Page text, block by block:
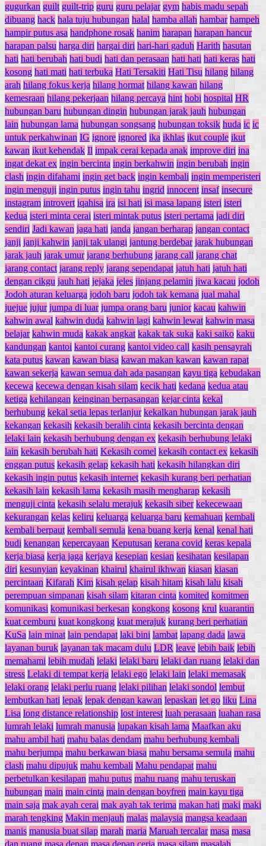
gugurkan guilt guilt-trip guru guru pelajar gym habis madu sepah
dibuang hack hala tuju hubungan halal hamba allah hambar hampeh
hampir putus asa handphone rosak hanim harapan harapan hancur
harapan palsu harga diri hargai diri hari-hari gaduh Harith hasutan
hati hati berubah hati budi hati dan perasaan hati hati hati keras hati
kosong hati mati hati terbuka Hati Tersakiti Hati Tisu hilang hilang
arah hilang fokus kerja hilang hormat hilang kawan hilang
kemesraan hilang pekerjaan hilang percaya hint hobi hospital HR
hubungan baru hubungan dingin hubungan jarak jauh hubungan
lain hubungan lama hubungan songsang hubungan toksik huda ic ic
untuk perkahwinan IG ignore ignored ika ikhlas ikut couple ikut
kawan ikut kehendak Il impak cerai kepada anak improve diri ina
ingat dekat ex ingin bercinta ingin berkahwin ingin berubah ingin
clash ingin difahami ingin get back ingin kembali ingin memperisteri
ingin menguji ingin putus ingin tahu ingrid innocent insaf insecure
instagram introvert iqahisa ira isi hati isi masa lapang isteri isteri
kedua isteri minta cerai isteri mintak putus isteri pertama jadi diri
sendiri Jadi kawan jaga hati janda jangan berharap jangan contact
janji janji kahwin janji tak ulangi jantung berdebar jarak hubungan
jarak jauh jarak umur jarang berhubung jarang call jarang chat
jarang contact jarang reply jarang sependapat jatuh hati jatuh hati
dengan cikgu jauh hati jejaka jeles jinjang pelamin jiwa kacau jodoh
Jodoh aturan keluarga jodoh baru jodoh tak kemana jual mahal
juejue jujur jumpa di luar jumpa orang baru junior kacau kahwin
kahwin awal kahwin duda kahwin lagi kahwin lewat kahwin masa
belajar kahwin muda kakak angkat kakak tak suka kaki saiko kaku
kandungan kantoi kantoi curang kantoi video call kasih pensayrah
kata putus kawan kawan biasa kawan makan kawan kawan rapat
kawan sekerja kawan semua dah ada pasangan kayu tiga kebudakan
kecewa kecewa dengan kisah silam kecik hati kedana kedua atau
ketiga kehilangan keinginan berpasangan kejar cinta kekal
berhubung kekal setia lepas terlanjur kekalkan hubungan jarak jauh
kekangan kekasih kekasih beralih cinta kekasih bercinta dengan
lelaki lain kekasih berhubung dengan ex kekasih berhubung lelaki
lain kekasih berubah hati Kekasih comel kekasih contact ex kekasih
enggan putus kekasih gelap kekasih hati kekasih hilangkan diri
kekasih ingin putus kekasih internet kekasih kurang beri perhatian
kekasih lain kekasih lama kekasih masih mengharap kekasih
menguji cinta kekasih selalu merajuk kekasih siber kekecewaan
kekurangan kelas keliru keluarga keluarga baru kemahuan kembali
kembali berpaut kembali semula kena buang kerja kenal kenal hati
budi kenangan kepercayaan Keputusan kerana covid keras kepala
kerja biasa kerja jaga kerjaya kesepian kesian kesihatan kesilapan
diri kesunyian keyakinan khairul khairul ikhwan kiasan kiasan
percintaan Kifarah Kim kisah gelap kisah hitam kisah lalu kisah
perempuan simpanan kisah silam kitaran cinta komited komitmen
komunikasi komunikasi berkesan kongkong kosong krul kuarantin
kuat cemburu kuat kongkong kuat merajuk kurang beri perhatian
KuSa lain minat lain pendapat laki bini lambat lapang dada lawa
layanan buruk layanan tak macam dulu LDR leave lebih baik lebih
memahami lebih mudah lelaki lelaki baru lelaki dan ruang lelaki dan
stress Lelaki di tempat kerja lelaki ego lelaki lain lelaki memasak
lelaki orang lelaki perlu ruang lelaki pilihan lelaki sondol lembut
lembutkan hati lepak lepak dengan kawan lepaskan let go liku Lina
Lisa long distance relationship lost interest luah perasaan luahan rasa
lumrah lelaki lumrah manusia lupakan kisah lama Maafkan aku
mahu ambil hati mahu balas dendam mahu berhubung kembali
mahu berjumpa mahu berkawan biasa mahu bersama semula mahu
clash mahu dipujuk mahu kembali Mahu pendapat mahu
perbetulkan kesilapan mahu putus mahu ruang mahu teruskan
hubungan main main cinta main dengan boyfren main kayu tiga
main saja mak ayah cerai mak ayah tak terima makan hati maki maki
marah tengking Makin menjauh malas malaysia mangsa keadaan
manis manusia buat silap marah maria Maruah tercalar masa masa
dan ruang masa depan masa depan ceria masa silam masalah